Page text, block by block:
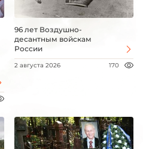
96 лет Воздушно-
десантным войскам
России
2 августа 2026 170